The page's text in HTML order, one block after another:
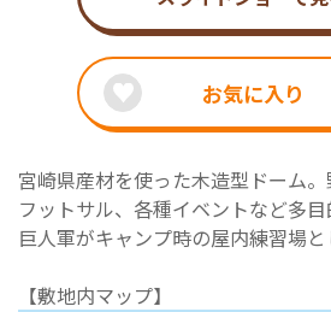
お気に入り
宮崎県産材を使った木造型ドーム。
フットサル、各種イベントなど多
巨人軍がキャンプ時の屋内練習場と
【敷地内マップ】